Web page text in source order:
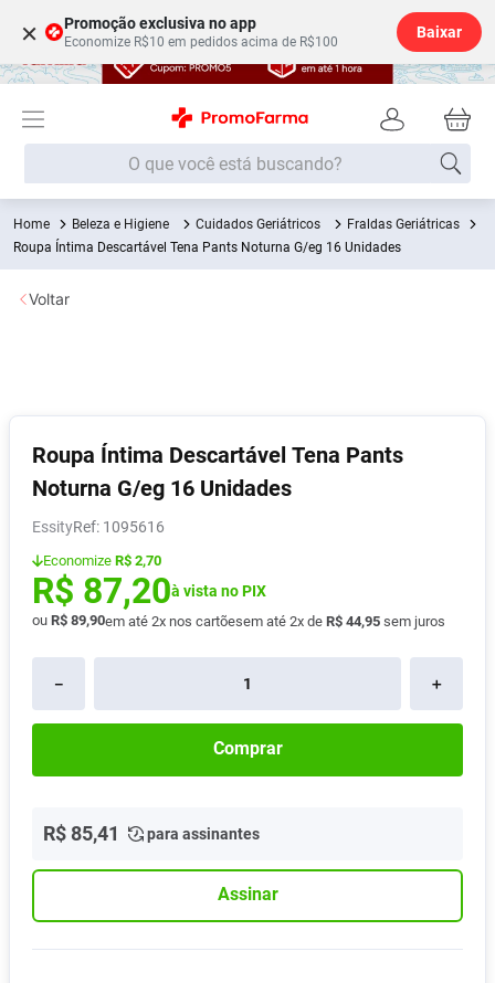
× Promoção exclusiva no app
Economize R$10 em pedidos acima de R$100
Baixar
O que você está buscando?
Beleza e Higiene Cuidados Geriátricos
Fraldas Geriátricas
Roupa Íntima Descartável Tena Pants Noturna G/eg 16 Unidades
Roupa Íntima Descartável Tena Pants
Noturna G/eg 16 Unidades
Essity : 1095616
Economize R$ 2,70
R$ 87,20à vista no PIX
ou R$ 89,90em até 2x nos cartõesem até 2x de R$ 44,95 sem juros
＋
－
Comprar
R$85,41 para assinantes
Assinar
Voltar
Termos mais buscados
1º Fralda
2
5º Fralda G
6º Shampoo
7º Desodorante
8º Absorvente
9º Vitamina D
10 º Lavitan